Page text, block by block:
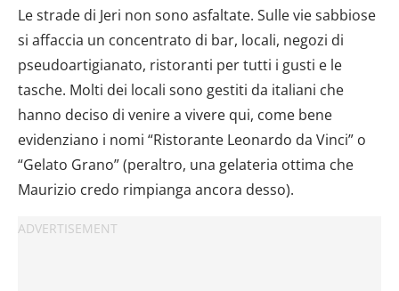
Le strade di Jeri non sono asfaltate. Sulle vie sabbiose
si affaccia un concentrato di bar, locali, negozi di
pseudoartigianato, ristoranti per tutti i gusti e le
tasche. Molti dei locali sono gestiti da italiani che
hanno deciso di venire a vivere qui, come bene
evidenziano i nomi “Ristorante Leonardo da Vinci” o
“Gelato Grano” (peraltro, una gelateria ottima che
Maurizio credo rimpianga ancora desso).